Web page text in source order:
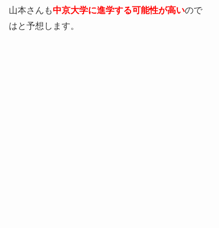
山本さんも 中京大学に進学する可能性が高いので
はと予想します。